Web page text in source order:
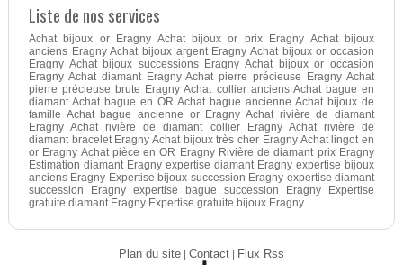
Liste de nos services
Achat bijoux or Eragny Achat bijoux or prix Eragny Achat bijoux
anciens Eragny Achat bijoux argent Eragny Achat bijoux or occasion
Eragny Achat bijoux successions Eragny Achat bijoux or occasion
Eragny Achat diamant Eragny Achat pierre précieuse Eragny Achat
pierre précieuse brute Eragny Achat collier anciens Achat bague en
diamant Achat bague en OR Achat bague ancienne Achat bijoux de
famille Achat bague ancienne or Eragny Achat rivière de diamant
Eragny Achat rivière de diamant collier Eragny Achat rivière de
diamant bracelet Eragny Achat bijoux très cher Eragny Achat lingot en
or Eragny Achat pièce en OR Eragny Rivière de diamant prix Eragny
Estimation diamant Eragny expertise diamant Eragny expertise bijoux
anciens Eragny Expertise bijoux succession Eragny expertise diamant
succession Eragny expertise bague succession Eragny Expertise
gratuite diamant Eragny Expertise gratuite bijoux Eragny
Plan du site| Contact| Flux Rss